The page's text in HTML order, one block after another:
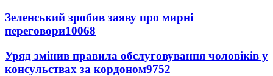
Зеленський зробив заяву про мирні
переговори10068
Уряд змінив правила обслуговування чоловіків у
консульствах за кордоном9752